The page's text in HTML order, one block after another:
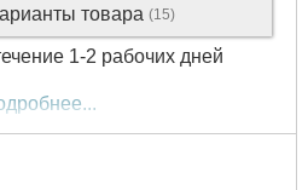
товара (15)
1-2 рабочих дней